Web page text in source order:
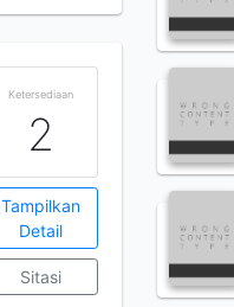
Ketersediaan
2
Tampilkan
Detail
Sitasi